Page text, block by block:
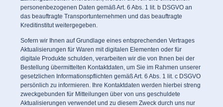
personenbezogenen Daten gemäß Art. 6 Abs. 1 lit. b DSGVO an
das beauftragte Transportunternehmen und das beauftragte
Kreditinstitut weitergegeben.
Sofern wir Ihnen auf Grundlage eines entsprechenden Vertrages
Aktualisierungen für Waren mit digitalen Elementen oder für
digitale Produkte schulden, verarbeiten wir die von Ihnen bei der
Bestellung übermittelten Kontaktdaten, um Sie im Rahmen unserer
gesetzlichen Informationspflichten gemäß Art. 6 Abs. 1 lit. c DSGVO
persönlich zu informieren. Ihre Kontaktdaten werden hierbei streng
zweckgebunden für Mitteilungen über von uns geschuldete
Aktualisierungen verwendet und zu diesem Zweck durch uns nur